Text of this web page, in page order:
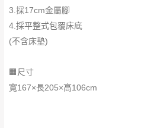
3.採17cm金屬腳
​​​​​​​4.採平整式包覆床底
(不含床墊)
🟧尺寸
​​​​​​​寬167×長205×高106cm